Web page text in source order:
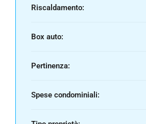
Riscaldamento:
Box auto:
Pertinenza:
Spese condominiali: